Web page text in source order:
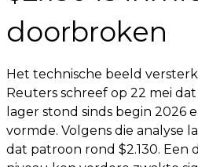
doorbroken
Het technische beeld
Reuters schreef op 22 mei
lager stond sinds begin 2026
vormde. Volgens die analyse
dat patroon rond $2.130. Een